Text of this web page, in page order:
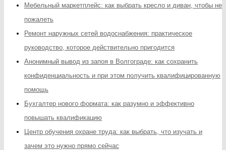
Мебельный маркетплейс: как выбрать кресло и диван, чтобы не
пожалеть
Ремонт наружных сетей водоснабжения: практическое
руководство, которое действительно пригодится
Анонимный вывод из запоя в Волгограде: как сохранить
конфиденциальность и при этом получить квалифицированную
помощь
Бухгалтер нового формата: как разумно и эффективно
повышать квалификацию
Центр обучения охране труда: как выбрать, что изучать и
зачем это нужно прямо сейчас